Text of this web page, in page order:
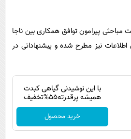
پیرامون توافق همکاری بین ناجا
اطلاعات نیز مطرح شده و پیشنهاداتی در
با این نوشیدنی گیاهی کبدت
همیشه پرقدرته55%تخفیف
خرید محصول